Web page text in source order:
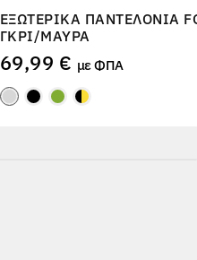
ΕΞΩΤΕΡΙΚΆ ΠΑΝΤΕΛΌΝΙΑ
ΓΚΡΙ/ΜΑΎΡΑ
69,99 € με ΦΠΑ